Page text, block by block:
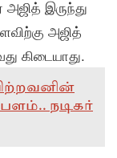
இருந்து
அஜித்
கிடையாது.
நடிகர்